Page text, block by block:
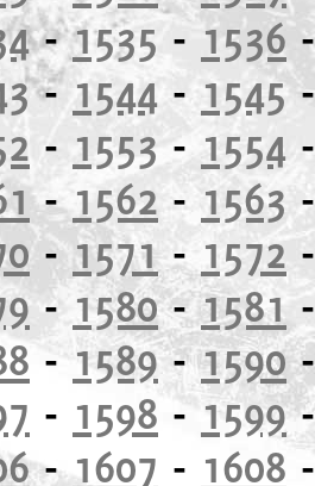
-1535 - 1536
-1544- 1545
- 1553- 1554
-1562-1563
-1571- 1572
- 1580-1581
-1589-1590
- 1598 - 1599
-1607 - 1608